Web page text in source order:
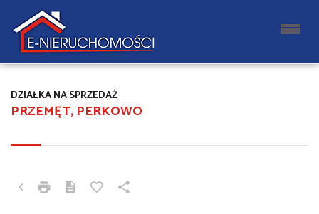
PRZEMĘT, PERKOWO
DZIAŁKA NA SPRZEDAŻ